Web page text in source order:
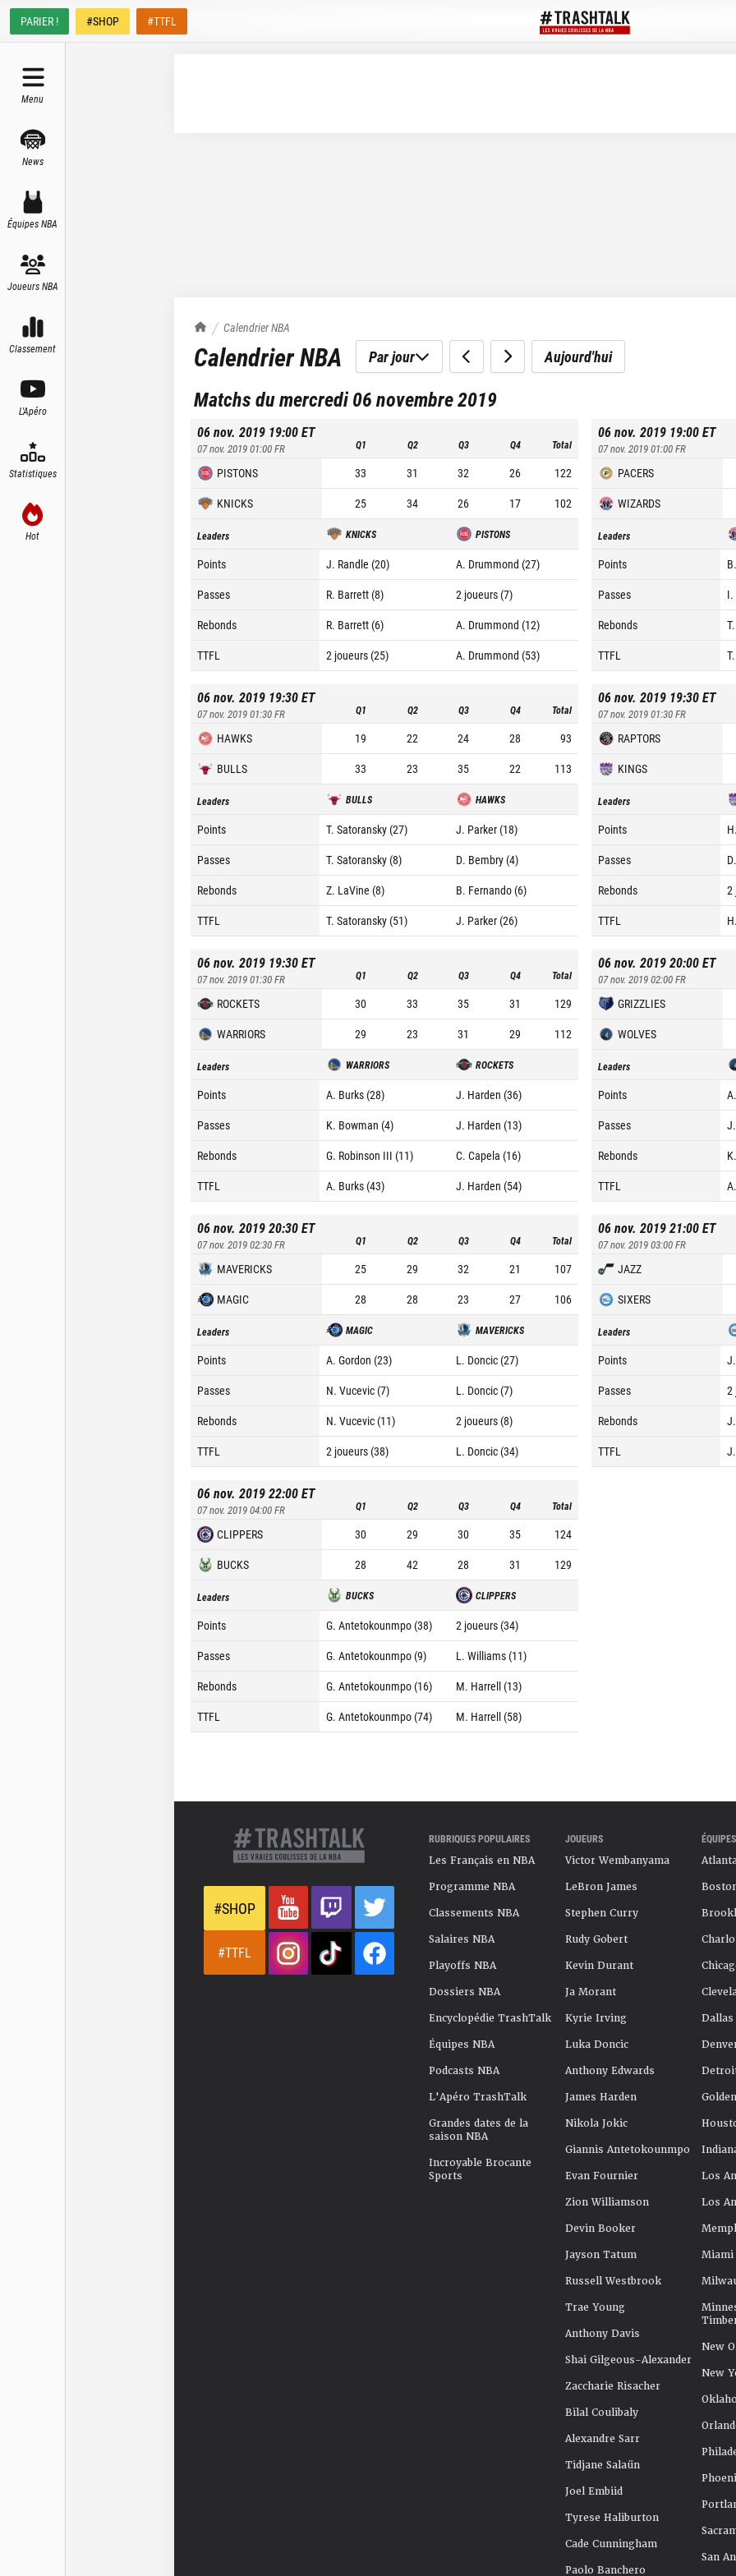
PARIER ! #SHOP #TTFL
Menu
News
Équipes NBA
Joueurs NBA
Classement
L'Apéro
Statistiques
Hot
TrashTalk Actu NBA
Calendrier NBA
Calendrier NBA Par jour Aujourd'hui
Matchs du mercredi 06 novembre 2019
06 nov. 2019 19:00ET
07 nov. 2019 01:00FR Q1 Q2 Q3 Q4 Total
PISTONS 33 31 32 26
122
KNICKS
25 34 26 17 102
Leaders KNICKS PISTONS
Points J. Randle (20)
A. Drummond (27)
Passes
R. Barrett (8)
2 joueurs (7)
Rebonds
R. Barrett (6)
A. Drummond (12)
TTFL
2 joueurs (25) A. Drummond (53)
06 nov. 2019 19:00ET
07 nov. 2019 01:00FR
PACERS
WIZARDS
Leaders
Points
Passes
I.
Rebonds
TTFL
06 nov. 2019 19:30ET
07 nov. 2019 01:30FR Q1 Q2 Q3 Q4 Total
HAWKS 19 22 24 28
93
BULLS
33 23 35 22 113
Leaders BULLS HAWKS
Points T. Satoransky (27)
J. Parker (18)
Passes
T. Satoransky (8)
D. Bembry (4)
Rebonds
Z. LaVine (8)
B. Fernando (6)
TTFL
T. Satoransky (51) J. Parker (26)
06 nov. 2019 19:30ET
07 nov. 2019 01:30FR
RAPTORS
KINGS
Leaders
Points
Passes
Rebonds
2
TTFL
06 nov. 2019 19:30ET
07 nov. 2019 01:30FR Q1 Q2 Q3 Q4 Total
ROCKETS 30 33 35 31
129
WARRIORS
29 23 31 29 112
Leaders WARRIORS ROCKETS
Points A. Burks (28)
J. Harden (36)
Passes
K. Bowman (4)
J. Harden (13)
Rebonds
G. Robinson III (11)
C. Capela (16)
TTFL
A. Burks (43) J. Harden (54)
06 nov. 2019 20:00ET
07 nov. 2019 02:00FR
GRIZZLIES
WOLVES
Leaders
Points
Passes
Rebonds
TTFL
06 nov. 2019 20:30ET
07 nov. 2019 02:30FR Q1 Q2 Q3 Q4 Total
MAVERICKS 25 29 32 21
107
MAGIC
28 28 23 27 106
Leaders MAGIC MAVERICKS
Points A. Gordon (23)
L. Doncic (27)
Passes
N. Vucevic (7)
L. Doncic (7)
Rebonds
N. Vucevic (11)
2 joueurs (8)
TTFL
2 joueurs (38) L. Doncic (34)
06 nov. 2019 21:00ET
07 nov. 2019 03:00FR
JAZZ
SIXERS
Leaders
Points
Passes
2
Rebonds
TTFL
06 nov. 2019 22:00ET
07 nov. 2019 04:00FR Q1 Q2 Q3 Q4 Total
CLIPPERS 30 29 30 35
124
BUCKS
28 42 28 31 129
Leaders BUCKS CLIPPERS
Points G. Antetokounmpo (38)
2 joueurs (34)
Passes
G. Antetokounmpo (9)
L. Williams (11)
Rebonds
G. Antetokounmpo (16)
M. Harrell (13)
TTFL
G. Antetokounmpo (74) M. Harrell (58)
#SHOP
#TTFL
RUBRIQUES POPULAIRES
Les Français en NBA
Programme NBA
Classements NBA
Salaires NBA
Playoffs NBA
Dossiers NBA
Encyclopédie TrashTalk
Équipes NBA
Podcasts NBA
L'Apéro TrashTalk
Grandes dates de la
saison NBA
Incroyable Brocante
Sports
JOUEURS
Victor Wembanyama
LeBron James
Stephen Curry
Rudy Gobert
Kevin Durant
Ja Morant
Kyrie Irving
Luka Doncic
Anthony Edwards
James Harden
Nikola Jokic
Giannis Antetokounmpo
Evan Fournier
Zion Williamson
Devin Booker
Jayson Tatum
Russell Westbrook
Trae Young
Anthony Davis
Shai Gilgeous-Alexander
Zaccharie Risacher
Bilal Coulibaly
Alexandre Sarr
Tidjane Salaün
Joel Embiid
Tyrese Haliburton
Cade Cunningham
Paolo Banchero
ÉQUIPES
Los
Los
Miami
New
New
San